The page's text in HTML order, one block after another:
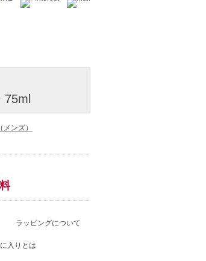
75ml
メンズ）
ラッピングについて
入りとは